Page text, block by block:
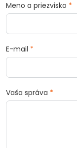
Meno a priezvisko *
E-mail *
Vaša správa *